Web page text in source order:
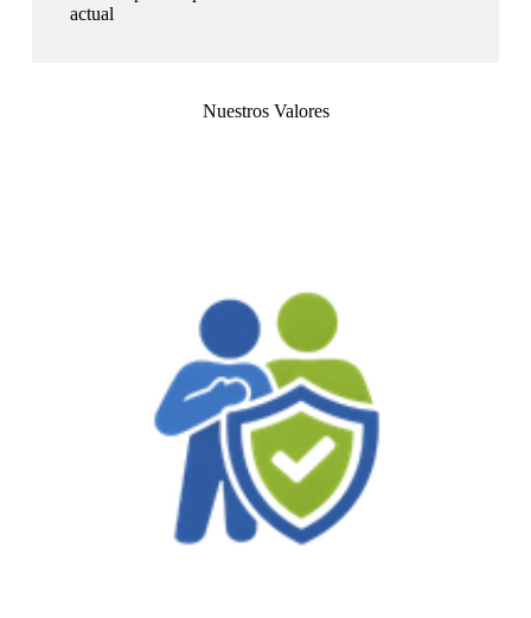
actual
Nuestros Valores